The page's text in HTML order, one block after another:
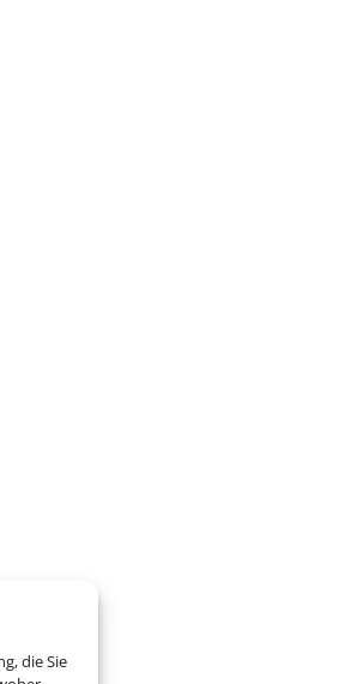
die Sie